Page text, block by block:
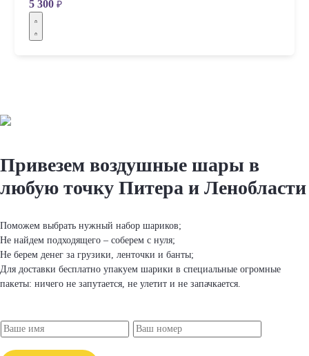
5 300 ₽
Привезем вoздушные шapы в
любую точку Питера и Ленобласти
Поможем выбрать нужный набор шapиков;
Не найдем подходящего – соберем с нуля;
Не берем денег за грузики, ленточки и банты;
Для доставки бесплатно упакуем шapики в специальные огромные
пакеты: ничего не запутается, не улетит и не запачкается.